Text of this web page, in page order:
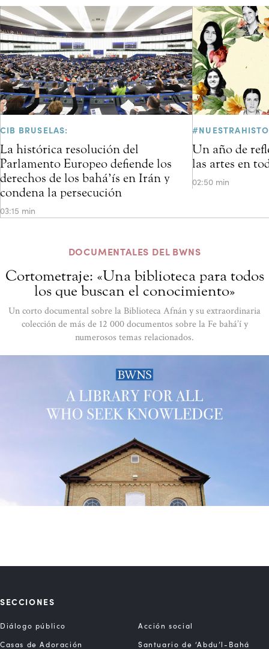
CIB BRUSELAS:
La histórica resolución del
Parlamento Europeo defiende los
derechos de los bahá’ís en Irán y
condena la persecución
03:15 min
Un año de
las artes en
02:50 min
DOCUMENTALES DEL BWNS
Cortometraje: «Una biblioteca para todos
los que buscan el conocimiento»
Un corto documental sobre la Biblioteca Afnán y su extraordinaria
colección de más de 12 000 documentos sobre la Fe bahá’í y
numerosos temas relacionados.
SECCIONES
Diálogo público
Acción social
Casas de Adoración
Santuario de ‘Abdu’l-Bahá